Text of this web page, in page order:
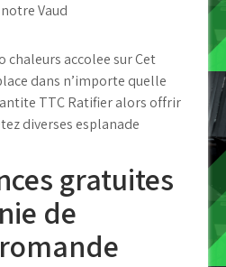
Vaud
chaleurs accolee sur Cet
dans n’importe quelle
TTC Ratifier alors offrir
diverses esplanade
gratuites
de